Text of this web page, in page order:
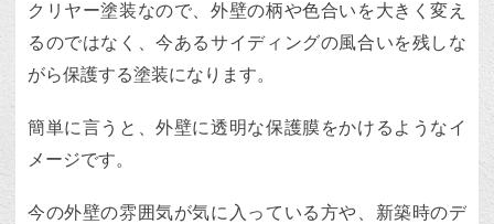
クリヤー塗装なので、外壁の柄や色合いを大きく変え
るのではなく、今あるサイディングの風合いを残しな
がら保護する塗装になります。
簡単に言うと、外壁に透明な保護膜をかけるようなイ
メージです。
今の外壁の雰囲気が気に入っている方や、新築時のデ